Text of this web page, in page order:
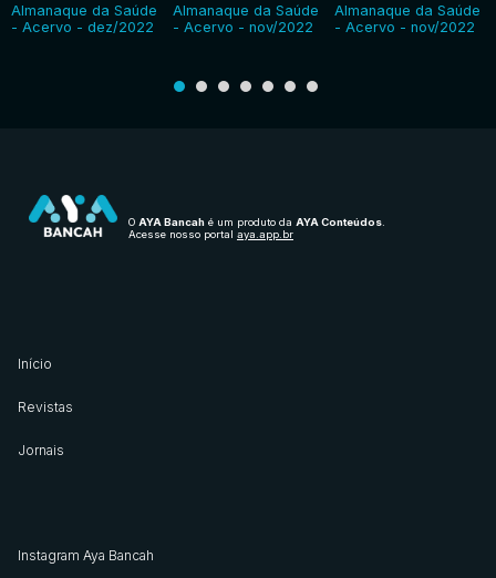
Almanaque da Saúde
- Acervo - dez/2022
Almanaque da Saúde
- Acervo - nov/2022
Almanaque da Saúde
- Acervo - nov/2022
O AYA Bancah é um produto da AYA Conteúdos
Acesse nosso portal aya.app.br
Início
Revistas
Jornais
Instagram Aya Bancah